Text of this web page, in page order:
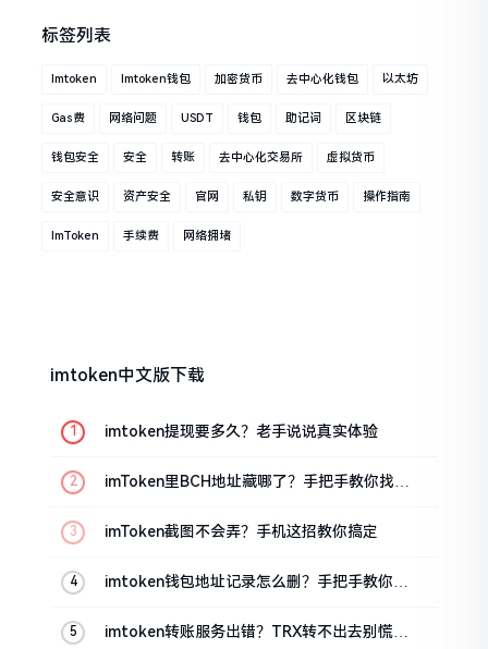
标签列表
Imtoken Imtoken钱包 加密货币 去中心化钱包 以太坊
Gas费 网络问题 USDT 钱包 助记词 区块链
钱包安全 安全 转账 去中心化交易所 虚拟货币
安全意识 资产安全 官网 私钥 数字货币 操作指南
ImToken 手续费 网络拥堵
imtoken中文版下载
imtoken提现要多久？老手说说真实体验
imToken里BCH地址藏哪了？手把手教你找对
imToken截图不会弄？手机这招教你搞定
imtoken钱包地址记录怎么删？手把手教你清
imtoken转账服务出错？TRX转不出去别慌，